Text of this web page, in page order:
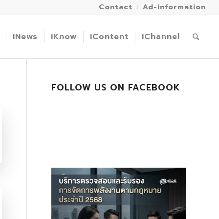
Contact Ad-information
iNews iKnow iContent iChannel
FOLLOW US ON FACEBOOK